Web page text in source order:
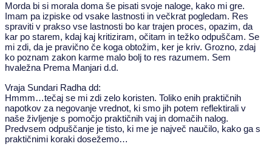
Morda bi si morala doma še pisati svoje naloge, kako mi gre.
Imam pa izpiske od vsake lastnosti in večkrat pogledam. Res
spraviti v prakso vse lastnosti bo kar trajen proces, opazim, da
kar po starem, kdaj kaj kritiziram, očitam in težko odpuščam. Se
mi zdi, da je pravično če koga obtožim, ker je kriv. Grozno, zdaj
ko poznam zakon karme malo bolj to res razumem. Sem
hvaležna Prema Manjari d.d.
Vraja Sundari Radha dd:
Hmmm…tečaj se mi zdi zelo koristen. Toliko enih praktičnih
napotkov za negovanje vrednot, ki smo jih potem reflektirali v
naše življenje s pomočjo praktičnih vaj in domačih nalog.
Predvsem odpuščanje je tisto, ki me je največ naučilo, kako ga s
praktičnimi koraki dosežemo…